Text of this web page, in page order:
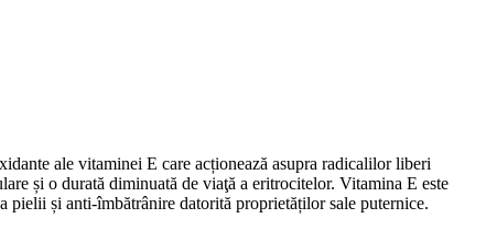
ale vitaminei E care acționează asupra radicalilor liberi
și o durată diminuată de viaţă a eritrocitelor. Vitamina E este
și anti-îmbătrânire datorită proprietăților sale puternice.